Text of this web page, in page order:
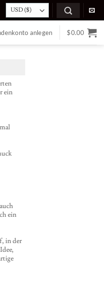
anlegen $0.00
ein
ein
in der